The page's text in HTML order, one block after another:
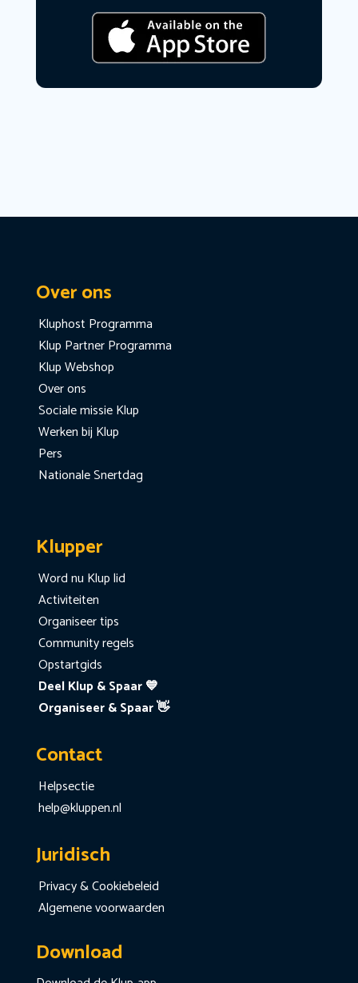
Over ons
Kluphost Programma
Klup Partner Programma
Klup Webshop
Over ons
Sociale missie Klup
Werken bij Klup
Pers
Nationale Snertdag
Klupper
Word nu Klup lid
Activiteiten
Organiseer tips
Community regels
Opstartgids
Deel Klup & Spaar 💙
Organiseer & Spaar 👋
Contact
Helpsectie
help@kluppen.nl
Juridisch
Privacy & Cookiebeleid
Algemene voorwaarden
Download